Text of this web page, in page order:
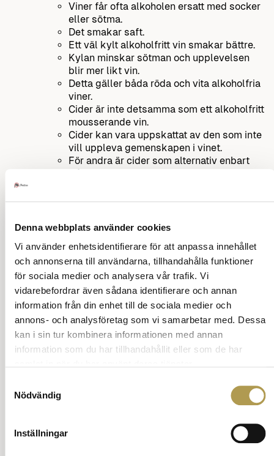
Denna webbplats använder cookies
Vi använder enhetsidentifierare för att anpassa innehållet
och annonserna till användarna, tillhandahålla funktioner
för sociala medier och analysera vår trafik. Vi
vidarebefordrar även sådana identifierare och annan
information från din enhet till de sociala medier och
annons- och analysföretag som vi samarbetar med. Dessa
kan i sin tur kombinera informationen med annan
information som du har tillhandahållit eller som de har
Nödvändig
Inställningar
Viner får ofta alkoholen ersatt med socker
eller sötma.
Det smakar saft.
Ett väl kylt alkoholfritt vin smakar bättre.
Kylan minskar sötman och upplevelsen
blir mer likt vin.
Detta gäller båda röda och vita alkoholfria
viner.
Cider är inte detsamma som ett alkoholfritt
mousserande vin.
Cider kan vara uppskattat av den som inte
vill uppleva gemenskapen i vinet.
För andra är cider som alternativ enbart
tråkigt.
Ställ en fråga om vett och etikett
Tillbaka till innehåll
Annons: